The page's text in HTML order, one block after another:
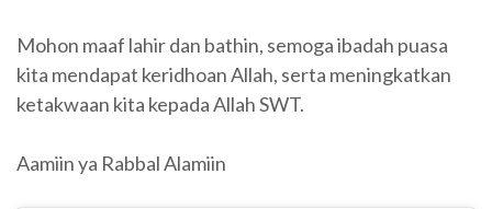
Mohon maaf lahir dan bathin, semoga ibadah puasa
kita mendapat keridhoan Allah, serta meningkatkan
ketakwaan kita kepada Allah SWT.
Aamiin ya Rabbal Alamiin